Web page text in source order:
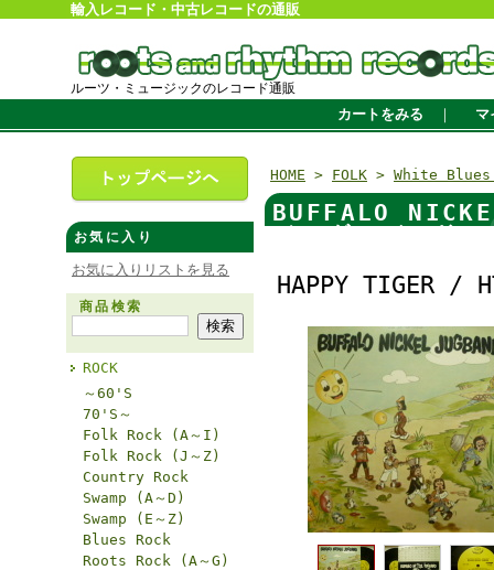
輸入レコード・中古レコードの通販
ルーツ・ミュージックのレコード通販
カートをみる ｜ マ
お気に入り
お気に入りリストを見る
商品検索
ROCK
～60'S
70'S～
Folk Rock (A～I)
Folk Rock (J～Z)
Country Rock
Swamp (A～D)
Swamp (E～Z)
Blues Rock
Roots Rock (A～G)
HOME > FOLK > White Blues
BUFFALO
ジャグ・バン
HAPPY TIGER /